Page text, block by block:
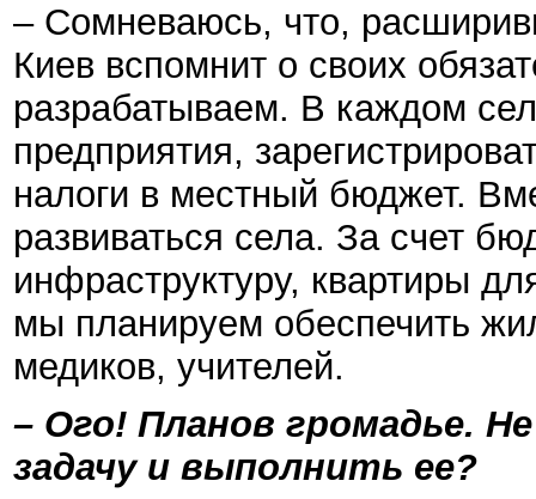
– Сомневаюсь, что,
Киев вспомнит о своих
разрабатываем. В каждом
предприятия,
налоги в местный бюджет.
развиваться села. За счет
инфраструктуру, квартиры
мы планируем обеспечить
медиков, учителей.
– Ого! Планов громадье.
задачу и выполнить ее?